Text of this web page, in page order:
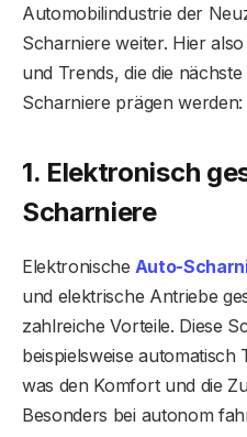
Automobilindustrie der
Scharniere weiter. Hier
und Trends, die die
Scharniere prägen werden:
1. Elektronisch
Scharniere
Elektronische Auto-
und elektrische Antriebe
zahlreiche Vorteile. Diese
beispielsweise
was den Komfort und die
Besonders bei autonom